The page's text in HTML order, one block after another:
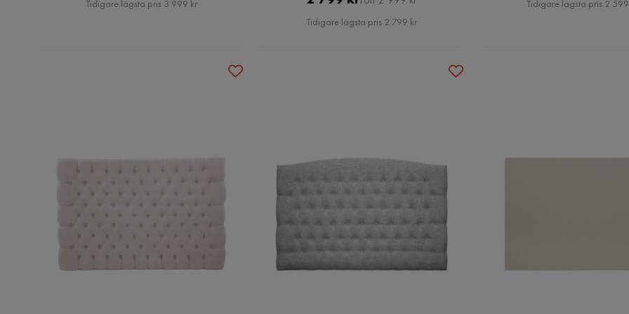
Tidigare lägsta pris 3 999 kr
Pris
Tidigare lägsta pris 2 799 kr
Tidigare lägsta pris 2